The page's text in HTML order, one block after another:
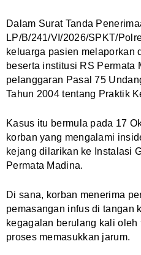
Dalam Surat Tanda
LP/B/241/VI/2026/SPKT/
keluarga pasien melaporkan
beserta institusi RS Permata
pelanggaran Pasal 75
Tahun 2004 tentang Praktik
Kasus itu bermula pada 17
korban yang mengalami
kejang dilarikan ke Instalasi
Permata Madina.
Di sana, korban menerima
pemasangan infus di tangan
kegagalan berulang kali oleh
proses memasukkan jarum.